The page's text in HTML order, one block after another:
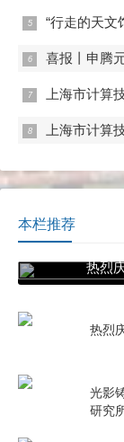
“行走的天文
喜报丨申腾元
上海市计算技术
上海市计算技术研究所有
本栏推荐
热烈
热烈
光影
研究